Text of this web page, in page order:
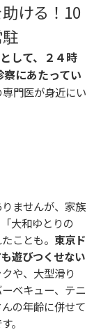
ける！10
して、２４時
にあたってい
門医が身近にい
ませんが、家族
大和ゆとりの
ことも。 東京ド
遊びつくせない
や、大型滑り
ベキュー、テニ
の年齢に併せて
。